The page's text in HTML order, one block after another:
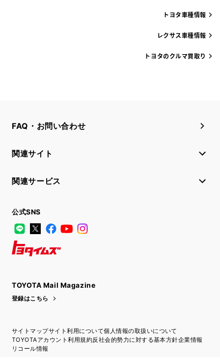
トヨタ車種情報
レクサス車種情報
トヨタのクルマ買取り
FAQ・お問い合わせ
関連サイト
関連サービス
公式SNS
LINE
X FacebookYouTube
TOYOTA Mail Magazine
登録はこちら
サイトマップサイト利用について個人情報の取扱いについて
TOYOTAアカウント利用規約反社会的勢力に対する基本方針企業情報
リコール情報